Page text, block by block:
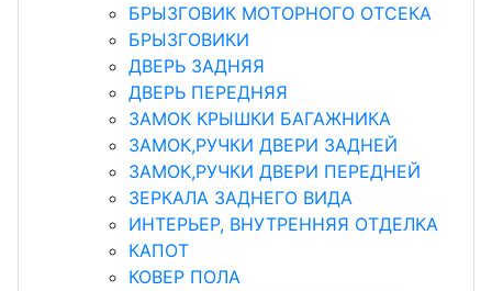
БРЫЗГОВИК МОТОРНОГО ОТСЕКА
БРЫЗГОВИКИ
ДВЕРЬ ЗАДНЯЯ
ДВЕРЬ ПЕРЕДНЯЯ
ЗАМОК КРЫШКИ БАГАЖНИКА
ЗАМОК,РУЧКИ ДВЕРИ ЗАДНЕЙ
ЗАМОК,РУЧКИ ДВЕРИ ПЕРЕДНЕЙ
ЗЕРКАЛА ЗАДНЕГО ВИДА
ИНТЕРЬЕР, ВНУТРЕННЯЯ ОТДЕЛКА
КАПОТ
КОВЕР ПОЛА